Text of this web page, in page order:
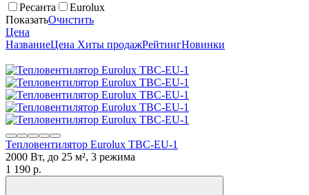
Ресанта
Eurolux
ПоказатьОчистить
Цена
НазваниеЦена Хиты продажРейтингНовинки
Тепловентилятор Eurolux ТВС-EU-1
2000 Вт, до 25 м², 3 режима
1 190 p.